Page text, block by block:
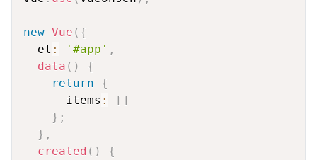
new Vue ( {
  el
: '#app' ,
data ( )
{
return
{
      items
: [ ]
} ;
} ,
created ( )
{